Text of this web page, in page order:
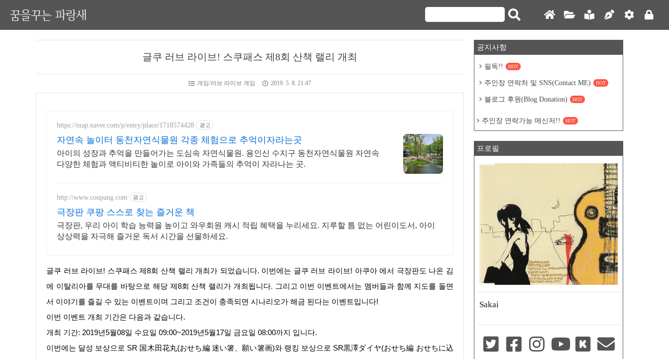
꿈을꾸는 파랑새
글쿠 러브 라이브! 스쿠패스 제8회 산책 랠리 개최
게임/러브 라이브 게임 2019. 5. 8. 21:47
https://map.naver.com/p/entry/place/1718574428 광고
자연속 놀이터 동천자연식물원 각종 체험으로 추억이자라는곳
아이의 성장과 추억을 만들어가는 도심속 자연식물원. 용인신 수지구 동천자연식물원 자연속
다양한 체험과 액티비티한 놀이로 아이와 가족들의 추억이 자라나는 곳.
http://www.coupang.com 광고
극장판 쿠팡 스스로 찾는 즐거운 책
극장판, 우리 아이 학습 능력을 높이고 와우회원 캐시 적립 혜택을 누리세요. 지루할 틈 없는 어린이도서, 아이
상상력을 자극해 즐거운 독서 시간을 선물하세요.
글쿠 러브 라이브! 스쿠패스 제8회 산책 랠리 개최가 되었습니다. 이번에는 글쿠 러브 라이브! 아쿠아 에서 극장판도 나온 김
에 이탈리아를 무대를 바탕으로 해당 제8회 산책 랠리가 개최됩니다. 그리고 이번 이벤트에서는 멤버들과 함께 지도를 돌면
서 이야기를 즐길 수 있는 이벤트이며 그리고 조건이 충족되면 시나리오가 해금 된다는 이벤트입니다!
이번 이벤트 개최 기간은 다음과 같습니다.
개최 기간: 2019년5월08일 수요일 09:00~2019년5월17일 금요일 08:00까지 입니다.
이번에는 달성 보상으로 SR 国木田花丸(おせち編 迷い箸、願い箸画)와 랭킹 보상으로 SR黒澤ダイヤ(おせち編 おせちに込
공지사항
필독!! HOT
주인장 연락처 및 SNS(Contact ME) HOT
블로그 후원(Blog Donation) HOT
주인장 연락가능 메신저!! HOT
프로필
Sakai